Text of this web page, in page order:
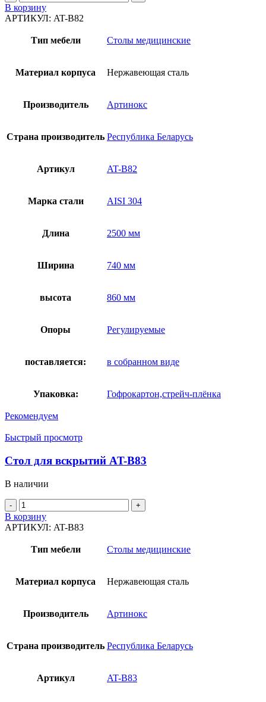
товара
Стол
вскрытий
В корзину
АРТИКУЛ: AT-B82
Тип мебели Столы медицинские
Материал корпуса Нержавеющая сталь
Производитель Артинокс
Страна производитель Республика Беларусь
Артикул AT-B82
Марка стали AISI 304
Длина 2500 мм
Ширина 740 мм
высота 860 мм
Опоры Регулируемые
поставляется: в собранном виде
Упаковка: Гофрокартон,стрейч-плёнка
Рекомендуем
Быстрый просмотр
Стол для вскрытий AT-B83
В наличии
Количество
товара
Стол
вскрытий
В корзину
АРТИКУЛ: AT-B83
Тип мебели Столы медицинские
Материал корпуса Нержавеющая сталь
Производитель Артинокс
Страна производитель Республика Беларусь
Артикул AT-B83